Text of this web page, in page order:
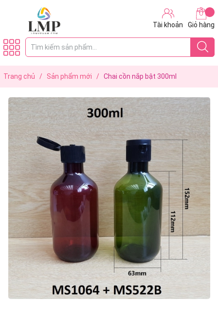
Tài khoản Giỏ hàng
Trang chủ / Sản phẩm mới / Chai cồn nắp bật 300ml